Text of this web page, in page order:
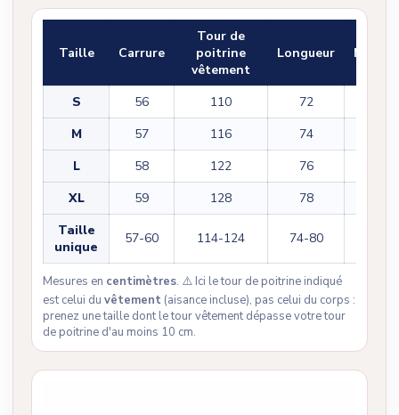
Taille Carrure
Tour de
poitrine
vêtement
Longueur
S 56 110 72
M
57 116 74
L
58 122 76
XL
59 128 78
Taille
unique
57-60 114-124 74-80
Mesures en centimètres. ⚠️ Ici le tour de poitrine indiqué
est celui du vêtement (aisance incluse), pas celui du corps :
prenez une taille dont le tour vêtement dépasse votre tour
de poitrine d'au moins 10 cm.